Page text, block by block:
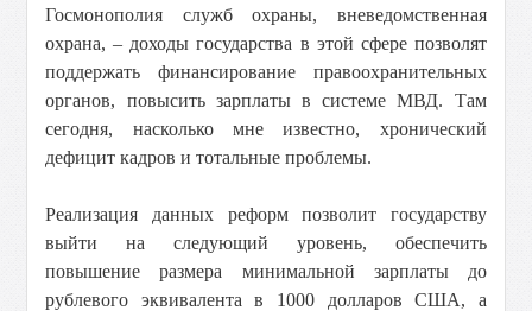
Госмонополия служб охраны, вневедомственная
охрана, – доходы государства в этой сфере позволят
поддержать финансирование правоохранительных
органов, повысить зарплаты в системе МВД. Там
сегодня, насколько мне известно, хронический
дефицит кадров и тотальные проблемы.
Реализация данных реформ позволит государству
выйти на следующий уровень, обеспечить
повышение размера минимальной зарплаты до
рублевого эквивалента в 1000 долларов США, а